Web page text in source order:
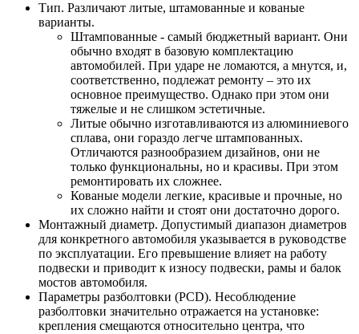
Тип. Различают литые, штамованные и кованые
варианты.
Штампованные - самый бюджетный вариант. Они
обычно входят в базовую комплектацию
автомобилей. При ударе не ломаются, а мнутся, и,
соответственно, подлежат ремонту – это их
основное преимущество. Однако при этом они
тяжелые и не слишком эстетичные.
Литые обычно изготавливаются из алюминиевого
сплава, они гораздо легче штампованных.
Отличаются разнообразием дизайнов, они не
только функциональны, но и красивы. При этом
ремонтировать их сложнее.
Кованые модели легкие, красивые и прочные, но
их сложно найти и стоят они достаточно дорого.
Монтажный диаметр. Допустимый диапазон диаметров
для конкретного автомобиля указывается в руководстве
по эксплуатации. Его превышение влияет на работу
подвески и приводит к износу подвески, рамы и балок
мостов автомобиля.
Параметры разболтовки (PCD). Несоблюдение
разболтовки значительно отражается на установке:
крепления смещаются относительно центра, что